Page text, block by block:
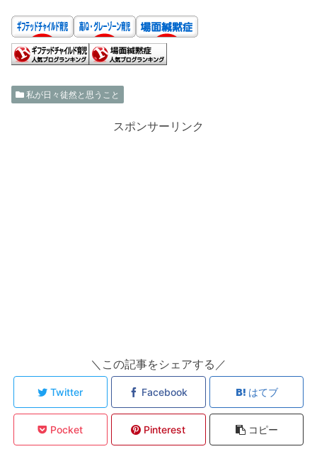
私が日々徒然と思うこと
スポンサーリンク
＼この記事をシェアする／
Twitter Facebook はてブ
Pocket Pinterest コピー